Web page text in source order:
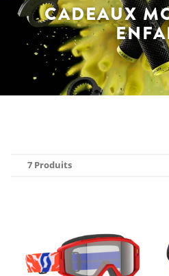
CADEAUX
7 Produits